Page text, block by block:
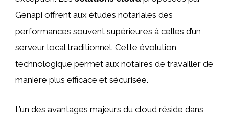
Genapi offrent aux études notariales des
performances souvent supérieures à celles d’un
serveur local traditionnel. Cette évolution
technologique permet aux notaires de travailler de
manière plus efficace et sécurisée.
L’un des avantages majeurs du cloud réside dans